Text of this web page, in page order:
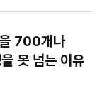
700개나
못 넘는 이유